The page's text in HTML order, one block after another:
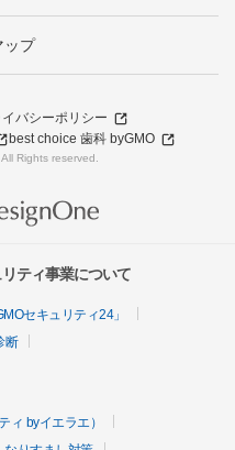
ップ
イバシーポリシー
best choice 歯科 byGMO
Rights reserved.
ティ事業について
セキュリティ24」
断
ィ byイエラエ）